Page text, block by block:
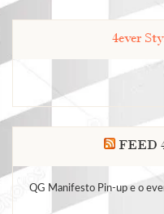
4ever
FEED
QG Manifesto Pin-up e o